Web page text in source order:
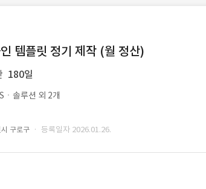
템플릿 정기 제작 (월 정산)
180일
ㆍ솔루션 외 2개
구로구 · 등록일자 2026.01.26.